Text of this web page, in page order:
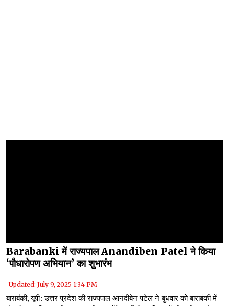
Barabanki में राज्यपाल Anandiben Patel ने किया
‘पौधारोपण अभियान’ का शुभारंभ
Updated: July 9, 2025 1:34 PM
बाराबंकी, यूपी: उत्तर प्रदेश की राज्यपाल आनंदीबेन पटेल ने बुधवार को बाराबंकी में